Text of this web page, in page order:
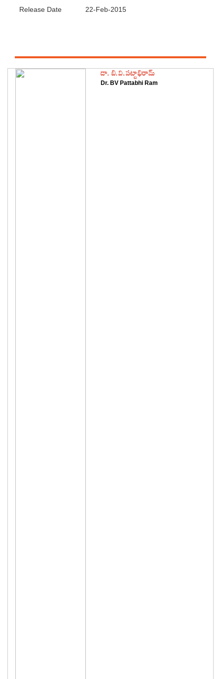
Release Date 22-Feb-2015
డా. బి.వి.పట్టాభిరామ్
Dr. BV Pattabhi Ram